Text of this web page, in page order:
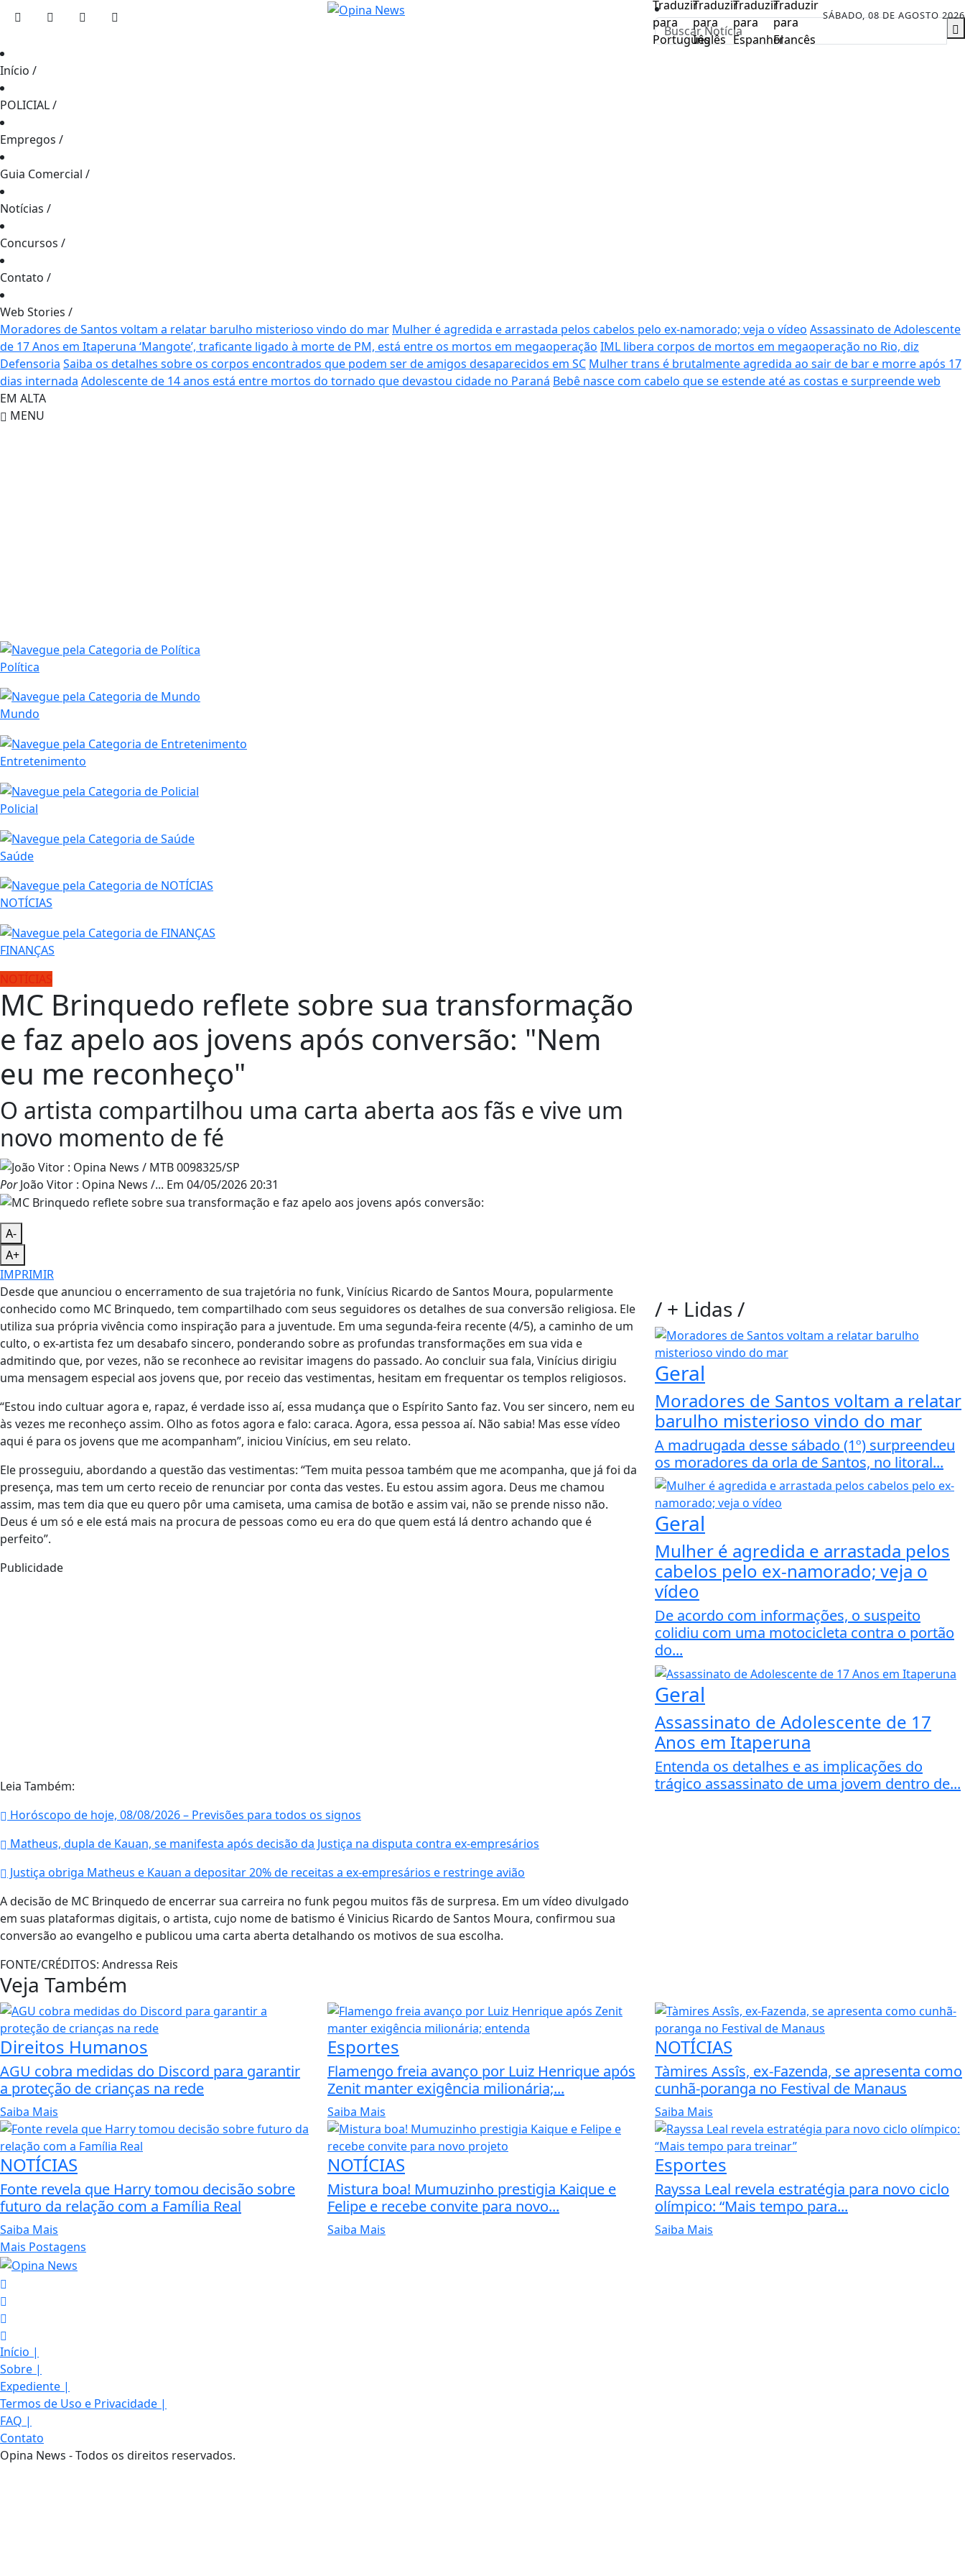
SÁBADO, 08 DE AGOSTO 2026
Início /
POLICIAL/
Empregos /
Guia Comercial /
Notícias /
Concursos /
Contato /
Web Stories /
Moradores de Santos voltam a relatar barulho misterioso vindo do mar Mulher é agredida e arrastada pelos cabelos pelo ex-namorado; veja o vídeo Assassinato de Adolescente
de 17 Anos em Itaperuna ‘Mangote’, traficante ligado à morte de PM, está entre os mortos em megaoperação IML libera corpos de mortos em megaoperação no Rio, diz
Defensoria Saiba os detalhes sobre os corpos encontrados que podem ser de amigos desaparecidos em SC Mulher trans é brutalmente agredida ao sair de bar e morre após 17
dias internada Adolescente de 14 anos está entre mortos do tornado que devastou cidade no Paraná Bebê nasce com cabelo que se estende até as costas e surpreende web
EM ALTA
MENU
Política
Mundo
Entretenimento
Policial
Saúde
NOTÍCIAS
FINANÇAS
NOTÍCIAS
MC Brinquedo reflete sobre sua transformação
e faz apelo aos jovens após conversão: "Nem
eu me reconheço"
O artista compartilhou uma carta aberta aos fãs e vive um
novo momento de fé
PorJoão Vitor : Opina News /... Em 04/05/2026 20:31
A-
A+
IMPRIMIR
Desde que anunciou o encerramento de sua trajetória no funk, Vinícius Ricardo de Santos Moura, popularmente
conhecido como MC Brinquedo, tem compartilhado com seus seguidores os detalhes de sua conversão religiosa. Ele
utiliza sua própria vivência como inspiração para a juventude. Em uma segunda-feira recente (4/5), a caminho de um
culto, o ex-artista fez um desabafo sincero, ponderando sobre as profundas transformações em sua vida e
admitindo que, por vezes, não se reconhece ao revisitar imagens do passado. Ao concluir sua fala, Vinícius dirigiu
uma mensagem especial aos jovens que, por receio das vestimentas, hesitam em frequentar os templos religiosos.
“Estou indo cultuar agora e, rapaz, é verdade isso aí, essa mudança que o Espírito Santo faz. Vou ser sincero, nem eu
às vezes me reconheço assim. Olho as fotos agora e falo: caraca. Agora, essa pessoa aí. Não sabia! Mas esse vídeo
aqui é para os jovens que me acompanham”, iniciou Vinícius, em seu relato.
Ele prosseguiu, abordando a questão das vestimentas: “Tem muita pessoa também que me acompanha, que já foi da
presença, mas tem um certo receio de renunciar por conta das vestes. Eu estou assim agora. Deus me chamou
assim, mas tem dia que eu quero pôr uma camiseta, uma camisa de botão e assim vai, não se prende nisso não.
Deus é um só e ele está mais na procura de pessoas como eu era do que quem está lá dentro achando que é
perfeito”.
Publicidade
Leia Também:
Horóscopo de hoje, 08/08/2026 – Previsões para todos os signos
Matheus, dupla de Kauan, se manifesta após decisão da Justiça na disputa contra ex-empresários
Justiça obriga Matheus e Kauan a depositar 20% de receitas a ex-empresários e restringe avião
A decisão de MC Brinquedo de encerrar sua carreira no funk pegou muitos fãs de surpresa. Em um vídeo divulgado
em suas plataformas digitais, o artista, cujo nome de batismo é Vinicius Ricardo de Santos Moura, confirmou sua
conversão ao evangelho e publicou uma carta aberta detalhando os motivos de sua escolha.
FONTE/CRÉDITOS: Andressa Reis
/ + Lidas/
Geral
Moradores de Santos voltam a relatar
barulho misterioso vindo do mar
A madrugada desse sábado (1º) surpreendeu
os moradores da orla de Santos, no litoral...
Geral
Mulher é agredida e arrastada pelos
cabelos pelo ex-namorado; veja o
vídeo
De acordo com informações, o suspeito
colidiu com uma motocicleta contra o portão
do...
Geral
Assassinato de Adolescente de 17
Anos em Itaperuna
Entenda os detalhes e as implicações do
trágico assassinato de uma jovem dentro de...
Veja Também
Direitos Humanos
AGU cobra medidas do Discord para garantir
a proteção de crianças na rede
Saiba Mais
Esportes
Flamengo freia avanço por Luiz Henrique após
Zenit manter exigência milionária;...
Saiba Mais
NOTÍCIAS
Tàmires Assîs, ex-Fazenda, se apresenta como
cunhã-poranga no Festival de Manaus
Saiba Mais
NOTÍCIAS
Fonte revela que Harry tomou decisão sobre
futuro da relação com a Família Real
Saiba Mais
NOTÍCIAS
Mistura boa! Mumuzinho prestigia Kaique e
Felipe e recebe convite para novo...
Saiba Mais
Esportes
Rayssa Leal revela estratégia para novo ciclo
olímpico: “Mais tempo para...
Saiba Mais
Mais Postagens
Início |
Sobre |
Expediente |
Termos de Uso e Privacidade |
FAQ |
Contato
Opina News - Todos os direitos reservados.